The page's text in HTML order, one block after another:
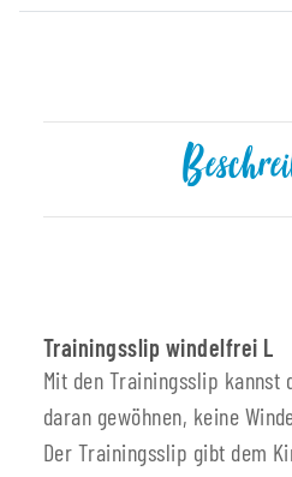
Trainingsslip windelfrei L
Mit den Trainingsslip kannst
daran gewöhnen, keine
Der Trainingsslip gibt dem